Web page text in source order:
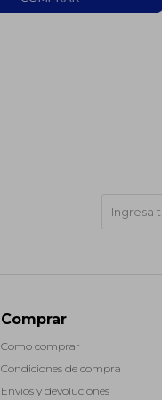
Comprar
Como comprar
Condiciones de compra
Envíos y devoluciones